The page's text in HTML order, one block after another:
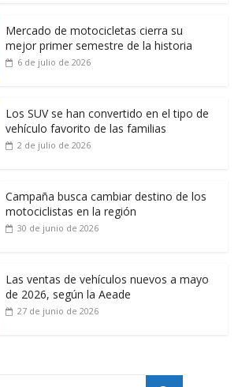
Mercado de motocicletas cierra su
mejor primer semestre de la historia
6 de julio de 2026
Los SUV se han convertido en el tipo de
vehículo favorito de las familias
2 de julio de 2026
Campaña busca cambiar destino de los
motociclistas en la región
30 de junio de 2026
Las ventas de vehículos nuevos a mayo
de 2026, según la Aeade
27 de junio de 2026